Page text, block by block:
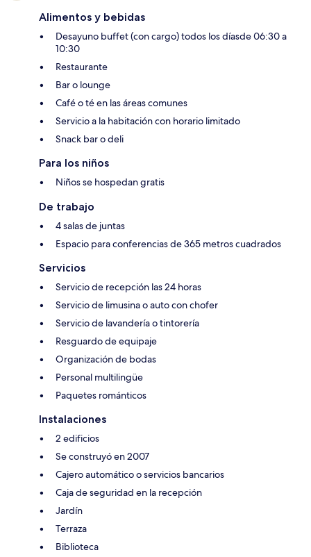
Alimentos y bebidas
Desayuno buffet (con cargo) todos los díasde 06:30 a
10:30
Restaurante
Bar o lounge
Café o té en las áreas comunes
Servicio a la habitación con horario limitado
Snack bar o deli
Para los niños
Niños se hospedan gratis
De trabajo
4 salas de juntas
Espacio para conferencias de 365 metros cuadrados
Servicios
Servicio de recepción las 24 horas
Servicio de limusina o auto con chofer
Servicio de lavandería o tintorería
Resguardo de equipaje
Organización de bodas
Personal multilingüe
Paquetes románticos
Instalaciones
2 edificios
Se construyó en 2007
Cajero automático o servicios bancarios
Caja de seguridad en la recepción
Jardín
Terraza
Biblioteca